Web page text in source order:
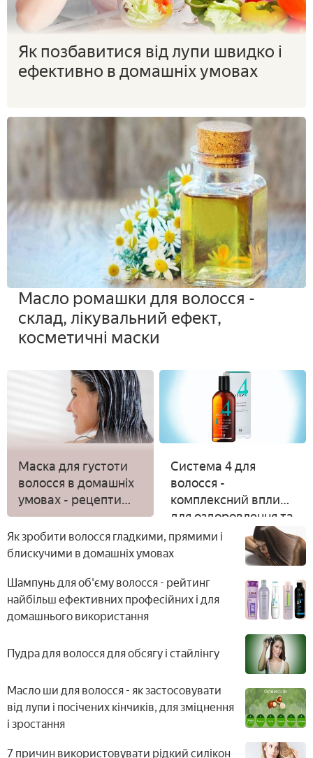
Як позбавитися від лупи швидко і
ефективно в домашніх умовах
Масло ромашки для волосся -
склад, лікувальний ефект,
косметичні маски
Маска для густоти
волосся в домашніх
умовах - рецепти
приготування з
гірчицею, медом
або реп'яховою
Система 4 для
волосся -
комплексний вплив
для оздоровлення та
від випадіння
Як зробити волосся гладкими, прямими і
блискучими в домашніх умовах
Шампунь для об'єму волосся - рейтинг
найбільш ефективних професійних і для
домашнього використання
Пудра для волосся для обсягу і стайлінгу
Масло ши для волосся - як застосовувати
від лупи і посічених кінчиків, для зміцнення
і зростання
7 причин використовувати рідкий силікон